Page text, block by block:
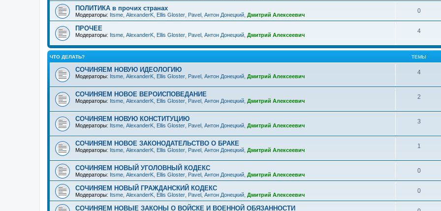
ПОЛИТИКА в прочих странах
Модераторы: Itsme AlexanderK Ellis Gloster Pavel Антон Донецкий Дмитрий Алексеевич
0
ПРОЧЕЕ
Модераторы: Itsme AlexanderK Ellis Gloster Pavel Антон Донецкий Дмитрий Алексеевич
4
ЧТО ДЕЛАТЬ? ТЕМЫ
СОЧИНЯЕМ НОВУЮ ИДЕОЛОГИЮ
Модераторы: Itsme AlexanderK Ellis Gloster Pavel Антон Донецкий Дмитрий Алексеевич
4
СОЧИНЯЕМ НОВОЕ ВЕРОИСПОВЕДАНИЕ
Модераторы: Itsme AlexanderK Ellis Gloster Pavel Антон Донецкий Дмитрий Алексеевич
2
СОЧИНЯЕМ НОВУЮ КОНСТИТУЦИЮ
Модераторы: Itsme AlexanderK Ellis Gloster Pavel Антон Донецкий Дмитрий Алексеевич
3
СОЧИНЯЕМ НОВОЕ ЗАКОНОДАТЕЛЬСТВО О БРАКЕ
Модераторы: Itsme AlexanderK Ellis Gloster Pavel Антон Донецкий Дмитрий Алексеевич
1
СОЧИНЯЕМ НОВЫЙ УГОЛОВНЫЙ КОДЕКС
Модераторы: Itsme AlexanderK Ellis Gloster Pavel Антон Донецкий Дмитрий Алексеевич
0
СОЧИНЯЕМ НОВЫЙ ГРАЖДАНСКИЙ КОДЕКС
Модераторы: Itsme AlexanderK Ellis Gloster Pavel Антон Донецкий Дмитрий Алексеевич
0
СОЧИНЯЕМ НОВЫЕ ЗАКОНЫ О ВОЙСКЕ И ВОЕННОЙ ОБЯЗАННОСТИ